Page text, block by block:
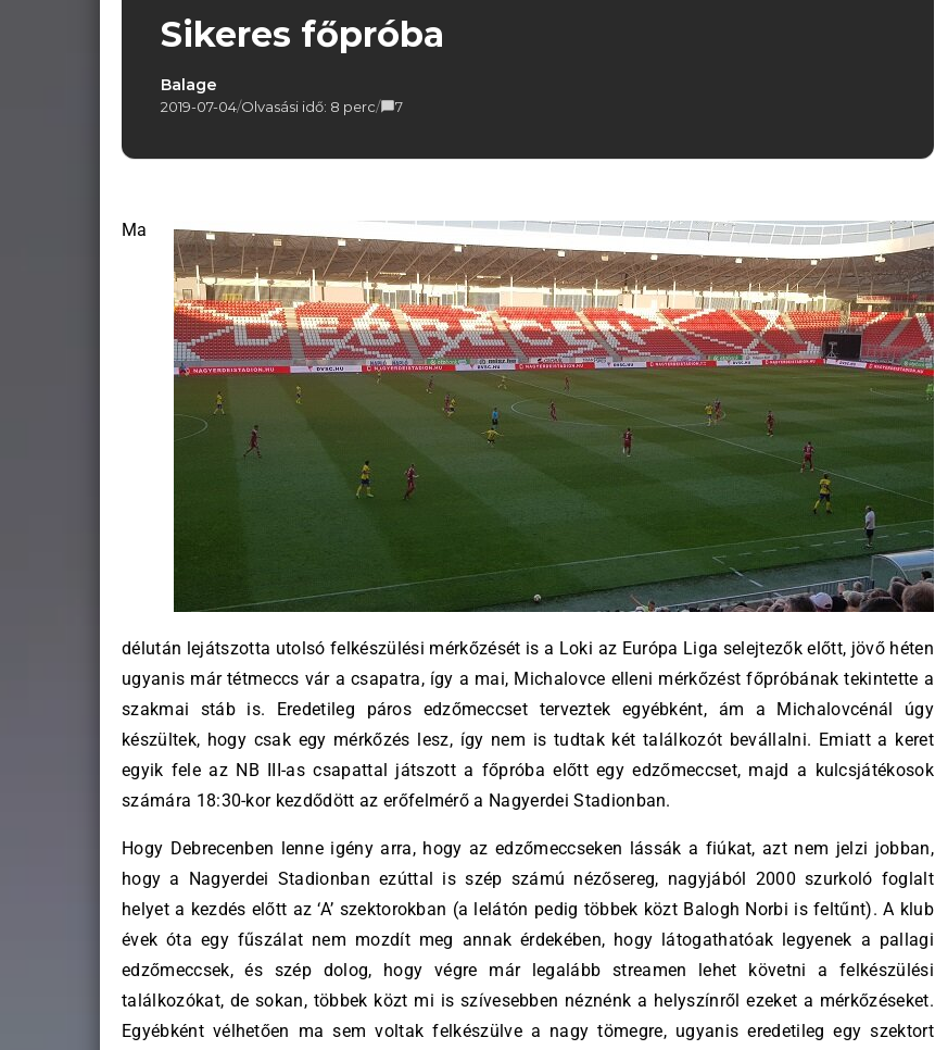
Sikeres főpróba
Balage
2019-07-04/Olvasási idő: 8 perc/ 7
Ma
délután lejátszotta utolsó felkészülési mérkőzését is a Loki az Európa Liga selejtezők előtt, jövő héten
ugyanis már tétmeccs vár a csapatra, így a mai, Michalovce elleni mérkőzést főpróbának tekintette a
szakmai stáb is. Eredetileg páros edzőmeccset terveztek egyébként, ám a Michalovcénál úgy
készültek, hogy csak egy mérkőzés lesz, így nem is tudtak két találkozót bevállalni. Emiatt a keret
egyik fele az NB III-as csapattal játszott a főpróba előtt egy edzőmeccset, majd a kulcsjátékosok
számára 18:30-kor kezdődött az erőfelmérő a Nagyerdei Stadionban.
Hogy Debrecenben lenne igény arra, hogy az edzőmeccseken lássák a fiúkat, azt nem jelzi jobban,
hogy a Nagyerdei Stadionban ezúttal is szép számú nézősereg, nagyjából 2000 szurkoló foglalt
helyet a kezdés előtt az ‘A’ szektorokban (a lelátón pedig többek közt Balogh Norbi is feltűnt). A klub
évek óta egy fűszálat nem mozdít meg annak érdekében, hogy látogathatóak legyenek a pallagi
edzőmeccsek, és szép dolog, hogy végre már legalább streamen lehet követni a felkészülési
találkozókat, de sokan, többek közt mi is szívesebben néznénk a helyszínről ezeket a mérkőzéseket.
Egyébként vélhetően ma sem voltak felkészülve a nagy tömegre, ugyanis eredetileg egy szektort